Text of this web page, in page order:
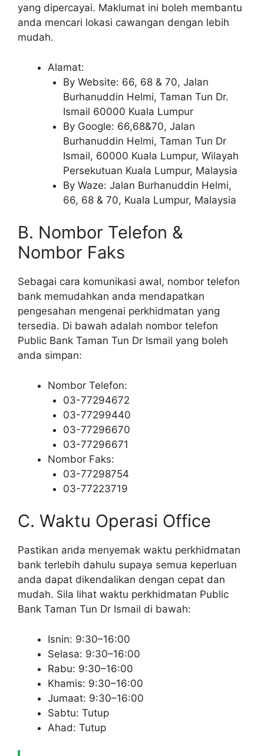
yang dipercayai. Maklumat ini boleh membantu
anda mencari lokasi cawangan dengan lebih
mudah.
Alamat:
By Website: 66, 68 & 70, Jalan
Burhanuddin Helmi, Taman Tun Dr.
Ismail 60000 Kuala Lumpur
By Google: 66,68&70, Jalan
Burhanuddin Helmi, Taman Tun Dr
Ismail, 60000 Kuala Lumpur, Wilayah
Persekutuan Kuala Lumpur, Malaysia
By Waze: Jalan Burhanuddin Helmi,
66, 68 & 70, Kuala Lumpur, Malaysia
B. Nombor Telefon &
Nombor Faks
Sebagai cara komunikasi awal, nombor telefon
bank memudahkan anda mendapatkan
pengesahan mengenai perkhidmatan yang
tersedia. Di bawah adalah nombor telefon
Public Bank Taman Tun Dr Ismail yang boleh
anda simpan:
Nombor Telefon:
03-77294672
03-77299440
03-77296670
03-77296671
Nombor Faks:
03-77298754
03-77223719
C. Waktu Operasi Office
Pastikan anda menyemak waktu perkhidmatan
bank terlebih dahulu supaya semua keperluan
anda dapat dikendalikan dengan cepat dan
mudah. Sila lihat waktu perkhidmatan Public
Bank Taman Tun Dr Ismail di bawah:
Isnin: 9:30–16:00
Selasa: 9:30–16:00
Rabu: 9:30–16:00
Khamis: 9:30–16:00
Jumaat: 9:30–16:00
Sabtu: Tutup
Ahad: Tutup